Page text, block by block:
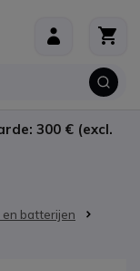
300 € (excl.
en batterijen